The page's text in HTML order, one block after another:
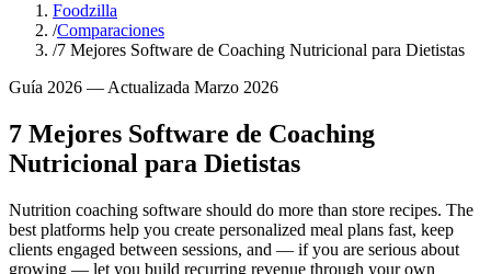
Foodzilla
/Comparaciones
/7 Mejores Software de Coaching Nutricional para Dietistas
Guía 2026 — Actualizada Marzo 2026
7 Mejores Software de Coaching
Nutricional para Dietistas
Nutrition coaching software should do more than store recipes. The
best platforms help you create personalized meal plans fast, keep
clients engaged between sessions, and — if you are serious about
growing — let you build recurring revenue through your own